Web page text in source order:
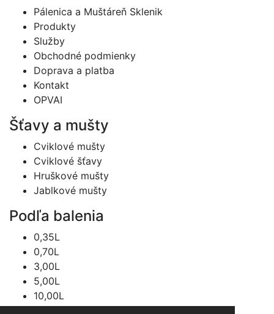
Pálenica a Muštáreň Sklenik
Produkty
Služby
Obchodné podmienky
Doprava a platba
Kontakt
OPVAI
Šťavy a mušty
Cviklové mušty
Cviklové šťavy
Hruškové mušty
Jablkové mušty
Podľa balenia
0,35L
0,70L
3,00L
5,00L
10,00L